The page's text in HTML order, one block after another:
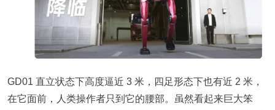
GD01 直立状态下高度逼近 3 米，四足形态下也有近 2 米，
在它面前，人类操作者只到它的腰部。虽然看起来巨大笨